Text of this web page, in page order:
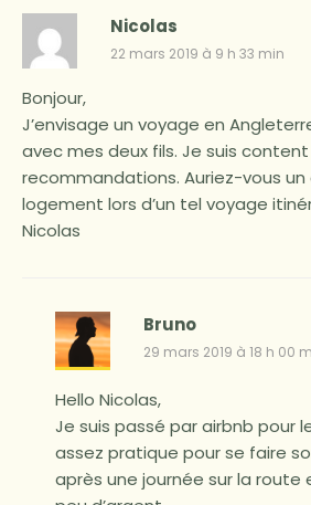
Nicolas
22 mars 2019 à 9 h 33 min
Bonjour,
J’envisage un voyage en
avec mes deux fils. Je suis
recommandations. Auriez-vous un
logement lors d’un tel voyage
Nicolas
Bruno
29 mars 2019 à 18 h 00
Hello Nicolas,
Je suis passé par airbnb pour
assez pratique pour se faire
après une journée sur la route